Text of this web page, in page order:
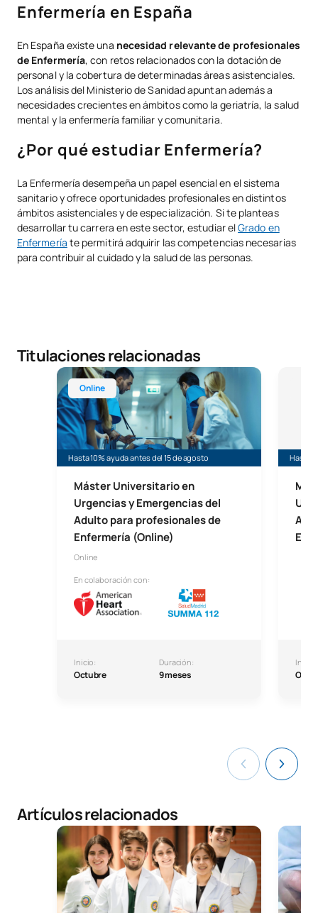
Enfermería en España
En España existe una necesidad relevante de profesionales
de Enfermería, con retos relacionados con la dotación de
personal y la cobertura de determinadas áreas asistenciales.
Los análisis del Ministerio de Sanidad apuntan además a
necesidades crecientes en ámbitos como la geriatría, la salud
mental y la enfermería familiar y comunitaria.
¿Por qué estudiar Enfermería?
La Enfermería desempeña un papel esencial en el sistema
sanitario y ofrece oportunidades profesionales en distintos
ámbitos asistenciales y de especialización. Si te planteas
desarrollar tu carrera en este sector, estudiar elGrado en
Enfermería te permitirá adquirir las competencias necesarias
para contribuir al cuidado y la salud de las personas.
Titulaciones relacionadas
Online
Hasta 10% ayuda antes del 15 de agosto
Máster Universitario en
Urgencias y Emergencias del
Adulto para profesionales de
Enfermería (Online)
Online
En colaboración con:
Inicio:
Octubre
Duración:
9 meses
Máster Universitario en Urgencias y
Hasta
Inicio:
Artículos relacionados